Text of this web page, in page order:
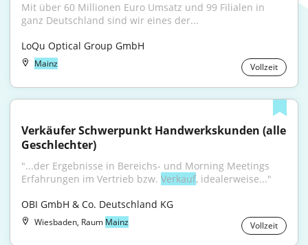
Mit über 60 Millionen Euro Umsatz und 99 Filialen in
ganz Deutschland sind wir eines der...
LoQu Optical Group GmbH
Mainz Vollzeit
Verkäufer Schwerpunkt Handwerkskunden (alle
Geschlechter)
"...der Ergebnisse in Bereichs- und Morning Meetings
Erfahrungen im Vertrieb bzw. Verkauf, idealerweise..."
OBI GmbH & Co. Deutschland KG
Wiesbaden, Raum Mainz Vollzeit